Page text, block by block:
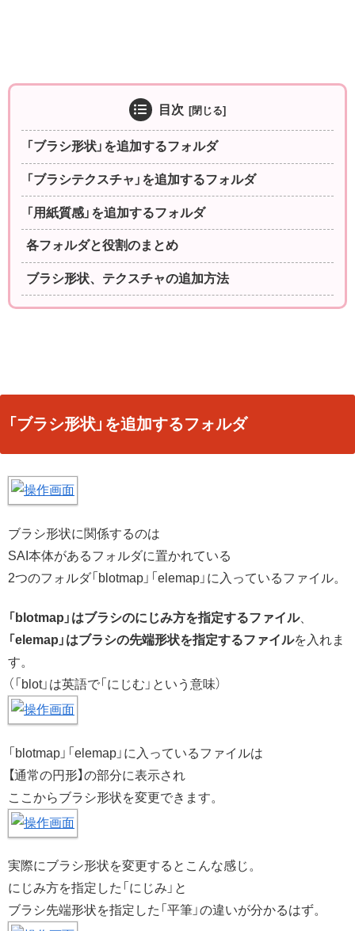
目次
「ブラシ形状」を追加するフォルダ
「ブラシテクスチャ」を追加するフォルダ
「用紙質感」を追加するフォルダ
各フォルダと役割のまとめ
ブラシ形状、テクスチャの追加方法
「ブラシ形状」を追加するフォルダ
ブラシ形状に関係するのは
SAI本体があるフォルダに置かれている
2つのフォルダ「blotmap」「elemap」に入っているファイル。
「blotmap」はブラシのにじみ方を指定するファイル、
「elemap」はブラシの先端形状を指定するファイルを入れま
す。
（「blot」は英語で「にじむ」という意味）
「blotmap」「elemap」に入っているファイルは
【通常の円形】の部分に表示され
ここからブラシ形状を変更できます。
実際にブラシ形状を変更するとこんな感じ。
にじみ方を指定した「にじみ」と
ブラシ先端形状を指定した「平筆」の違いが分かるはず。